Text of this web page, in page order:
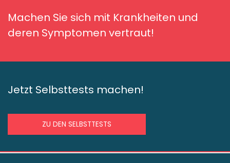
Machen Sie sich mit Krankheiten und
deren Symptomen vertraut!
Jetzt Selbsttests machen!
ZU DEN SELBSTTESTS